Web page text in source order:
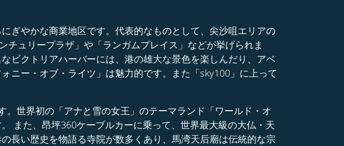
ぎやかな商業地区です。代表的なものとして、尖沙咀エリアの
チュリープラザ」や「ランガムプレイス」などが挙げられま
ビクトリアハーバーには、港の雄大な景色を楽しんだり、アベ
ニー・オブ・ライツ」は魅力的です。また「sky100」に上って
世界初の「アナと雪の女王」のテーマランド「ワールド・オ
また、昂坪360ケーブルカーに乗って、世界最大級の大仏・天
長い歴史を物語る寺院が数多くあり、馬湾天后廟は伝統的な宗